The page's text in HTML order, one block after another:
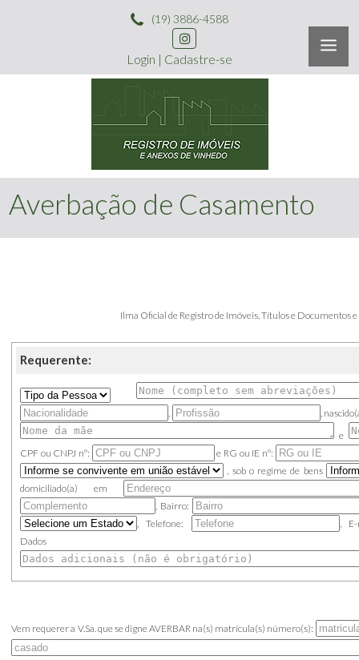
(19) 3886-4588
Login | Cadastre-se
Averbação de Casamento
Ilma Oficial de Registro de Imóveis, Títulos e Documentos
Requerente:
,
,
e
CPF ou CNPJ nº: e RG ou IE nº:
, sob o regime de bens
domiciliado(a) em
, Bairro:
, Telefone:
,
Dados
Vem requerer a V.Sa. que se digne AVERBAR na(s) matrícula(s) número(s):